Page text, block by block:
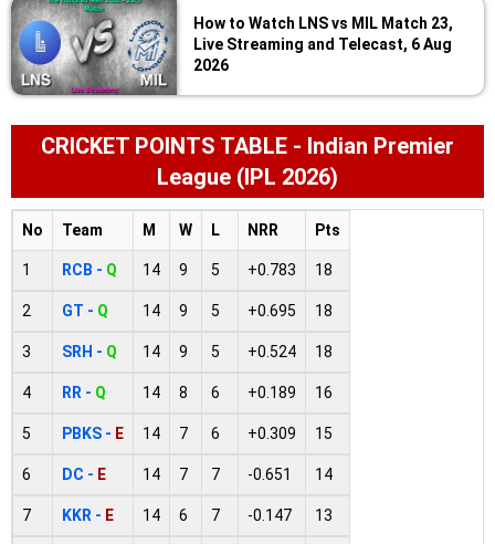
How to Watch LNS vs MIL Match 23,
Live Streaming and Telecast, 6 Aug
2026
CRICKET POINTS TABLE - Indian Premier
League (IPL 2026)
No Team M W L NRR Pts
1 RCB - Q 14 9 5 +0.783 18
2 GT - Q 14 9 5 +0.695 18
3 SRH - Q 14 9 5 +0.524 18
4 RR - Q 14 8 6 +0.189 16
5 PBKS - E 14 7 6 +0.309 15
6 DC - E 14 7 7 -0.651 14
7 KKR - E 14 6 7 -0.147 13